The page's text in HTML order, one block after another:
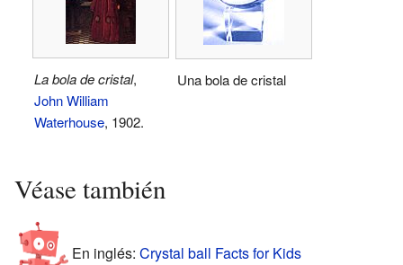
La bola de cristal,
John William
Waterhouse, 1902.
Una bola de cristal
Véase también
En inglés: Crystal ball Facts for Kids